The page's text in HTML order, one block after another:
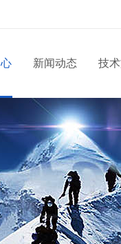
新闻动态 技